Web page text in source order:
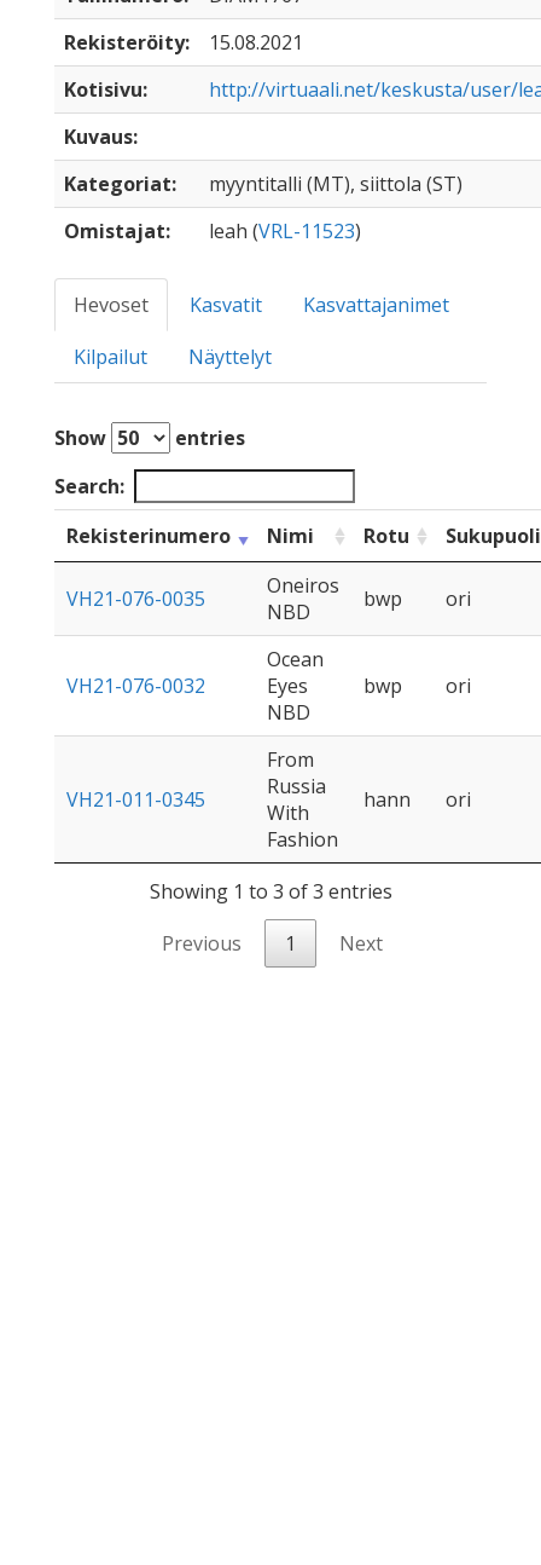
Rekisteröity:
15.08.2021
Kotisivu:
http://virtuaali.net/keskusta/user/
Kuvaus:
Kategoriat:
myyntitalli (MT), siittola (ST)
Omistajat:
leah (VRL-11523)
Hevoset Kasvatit
Kasvattajanimet
Kilpailut
Näyttelyt
Show
entries
Search:
Rekisterinumero
Nimi Rotu Sukupuoli
VH21-076-0035
Oneiros
NBD
bwp ori
VH21-076-0032
Ocean
Eyes
NBD
bwp ori
VH21-011-0345
From
Russia
With
Fashion
hann ori
Showing 1 to 3 of 3 entries
Previous
1 Next